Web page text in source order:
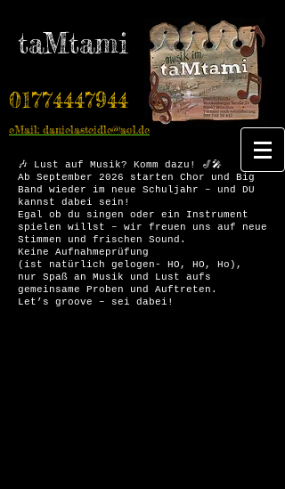
taMtami
🎶 Lust auf Musik? Komm dazu! 🎷🎤
Ab September 2026 starten Chor und Big
Band wieder im neue Schuljahr – und DU
kannst dabei sein!
Egal ob du singen oder ein Instrument
spielen willst – wir freuen uns auf neue
Stimmen und frischen Sound.
Keine Aufnahmeprüfung
(ist natürlich gelogen- HO, HO, Ho),
nur Spaß an Musik und Lust aufs
gemeinsame Proben und Auftreten.
Let’s groove – sei dabei!
01774447944
eMail: danielasteidle@aol.de